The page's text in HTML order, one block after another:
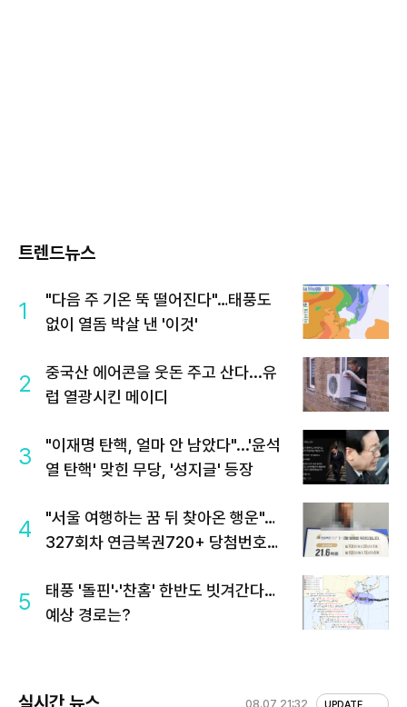
트렌드뉴스
1
"다음 주 기온 뚝 떨어진다"…태풍도
없이 열돔 박살 낸 '이것'
2
중국산 에어콘을 웃돈 주고 산다...유
럽 열광시킨 메이디
3
"이재명 탄핵, 얼마 안 남았다"...'윤석
열 탄핵' 맞힌 무당, '성지글' 등장
4
"서울 여행하는 꿈 뒤 찾아온 행운"…
327회차 연금복권720+ 당첨번호조
5
태풍 '돌핀'·'찬홈' 한반도 빗겨간다…
예상 경로는?
실시간 뉴스 08.07 21:32 UPDATE